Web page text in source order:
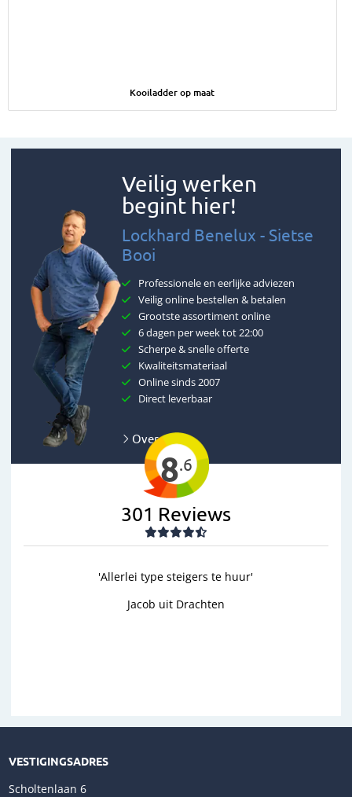
Kooiladder op maat
Veilig werken
begint hier!
Lockhard Benelux - Sietse
Booi
Professionele en eerlijke adviezen
Veilig online bestellen & betalen
Grootste assortiment online
6 dagen per week tot 22:00
Scherpe & snelle offerte
Kwaliteitsmateriaal
Online sinds 2007
Direct leverbaar
Over ons
8.6
301 Reviews
VESTIGINGSADRES
Scholtenlaan 6